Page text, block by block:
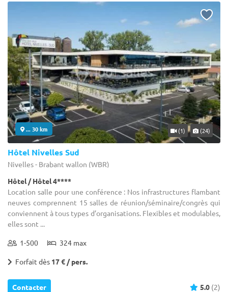
... 30 km (1) (24)
Hôtel Nivelles Sud
Nivelles - Brabant wallon (WBR)
Hôtel / Hôtel 4****
Location salle pour une conférence : Nos infrastructures flambant
neuves comprennent 15 salles de réunion/séminaire/congrès qui
conviennent à tous types d’organisations. Flexibles et modulables,
elles sont ...
1-500 324 max
Forfait dès 17 € / pers.
Contacter 5.0 (2)